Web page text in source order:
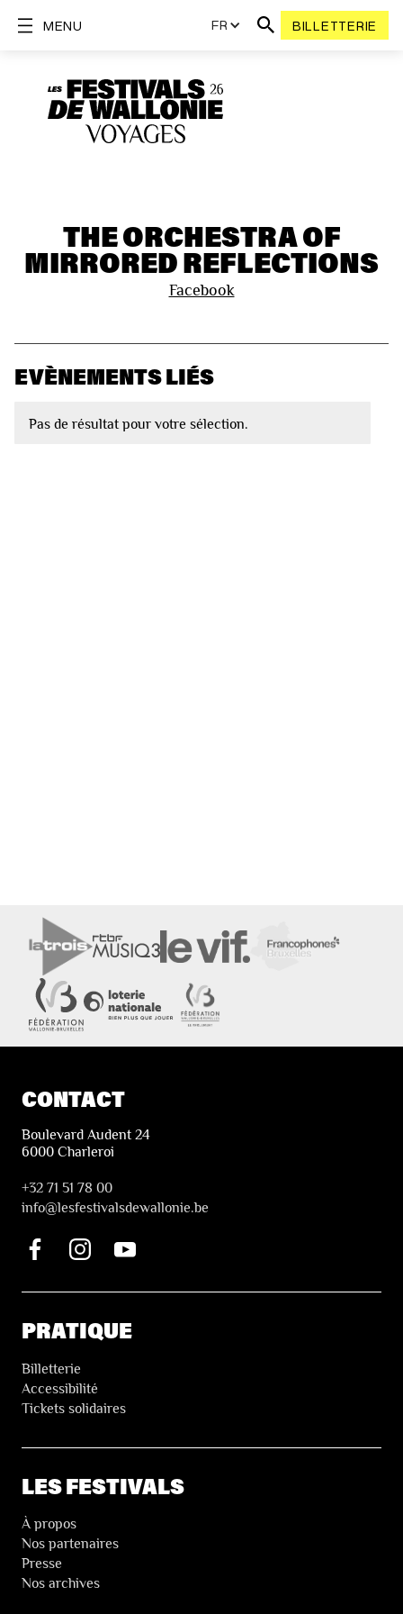
FR BILLETTERIE
MENU
THE ORCHESTRA OF
MIRRORED REFLECTIONS
Facebook
EVÈNEMENTS LIÉS
Pas de résultat pour votre sélection.
CONTACT
Boulevard Audent 24
6000 Charleroi
+32 71 51 78 00
info@lesfestivalsdewallonie.be
PRATIQUE
Billetterie
Accessibilité
Tickets solidaires
LES FESTIVALS
À propos
Nos partenaires
Presse
Nos archives